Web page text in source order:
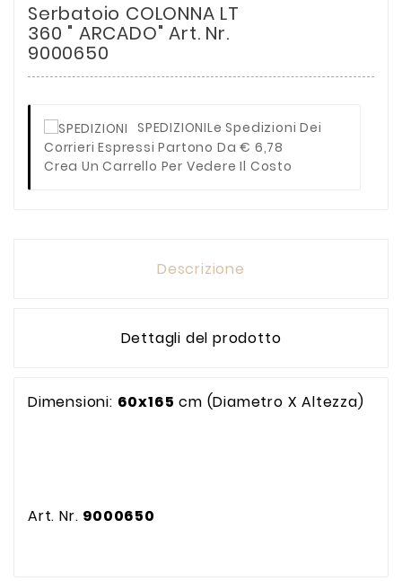
Serbatoio COLONNA LT
360 " ARCADO" Art. Nr.
9000650
SPEDIZIONILe Spedizioni Dei
Corrieri Espressi Partono Da € 6,78
Crea Un Carrello Per Vedere Il Costo
Descrizione
Dettagli del prodotto
Dimensioni: 60x165 cm (Diametro X Altezza)
Art. Nr. 9000650